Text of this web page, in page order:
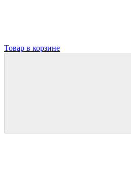
Товар в корзине